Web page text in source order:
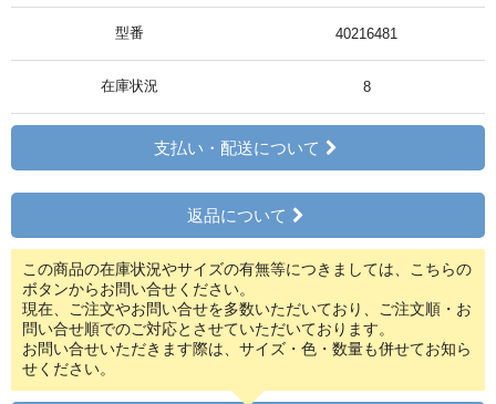
型番 40216481
在庫状況 8
支払い・配送について
返品について
この商品の在庫状況やサイズの有無等につきましては、こちらの
ボタンからお問い合せください。
現在、ご注文やお問い合せを多数いただいており、ご注文順・お
問い合せ順でのご対応とさせていただいております。
お問い合せいただきます際は、サイズ・色・数量も併せてお知ら
せください。